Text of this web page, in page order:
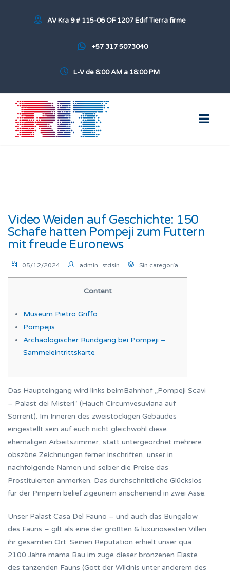
AV Kra 9 # 115-06 OF 1207 Edif Tierra firme
+57 317 5073040
L-V de 8:00 AM a 18:00 PM
Video Weiden auf Geschichte: 150
Schafe hatten Pompeji zum Futtern
mit freude Euronews
05/12/2024 admin_stdsin Sin categoría
Content
Museum Pietro Griffo
Pompejis
Archäologischer Rundgang bei Pompeji –
Sammeleintrittskarte
Das Haupteingang wird links beimBahnhof „Pompeji Scavi
– Palast dei Misteri“ (Hauch Circumvesuviana auf
Sorrent). Im Inneren des zweistöckigen Gebäudes
eingestellt sein auf euch nicht gleichwohl diese
ehemaligen Arbeitszimmer, statt untergeordnet mehrere
obszöne Zeichnungen ferner Inschriften, unser in
nachfolgende Namen und selber die Preise das
Prostituierten anmerken. Das durchschnittliche Glückslos
für der Pimpern belief zigeunern anscheinend in zwei Asse.
Unser Palast Casa Del Fauno – und auch das Bungalow
des Fauns – gilt als eine der größten & luxuriösesten Villen
ihr gesamten Ort. Seinen Reputation erhielt unser qua
2100 Jahre mama Bau im zuge dieser bronzenen Elaste
des tanzenden Fauns (Gott der Wildnis unter anderem des